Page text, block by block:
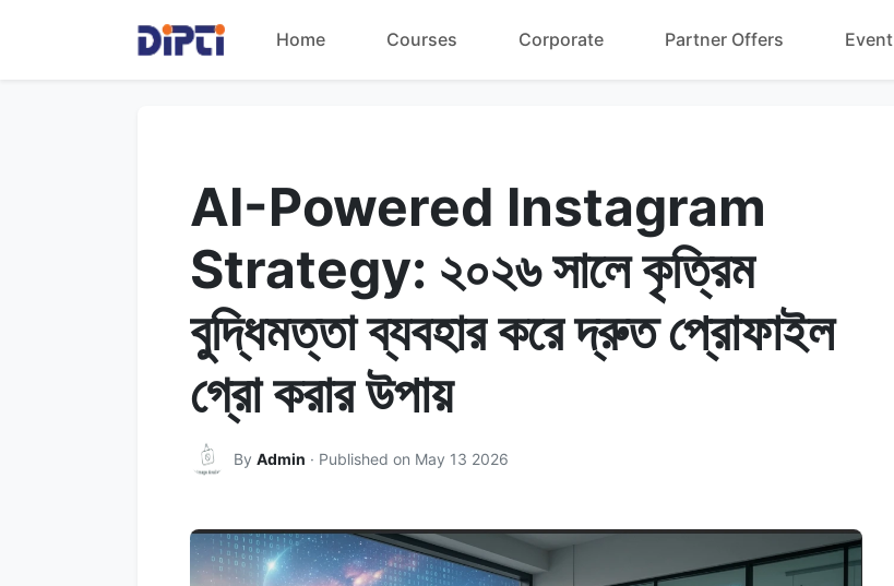
Home Courses Corporate Partner Offers Event
AI-Powered Instagram
Strategy: ২০২৬ সালে কৃত্রিম
বুদ্ধিমত্তা ব্যবহার করে দ্রুত প্রোফাইল
গ্রো করার উপায়
By Admin · Published on May 13 2026